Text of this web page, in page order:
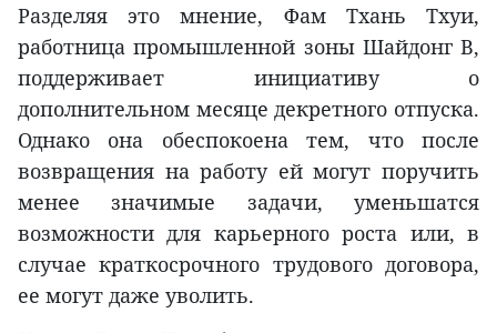
Разделяя это мнение, Фам Тхань Тхуи,
работница промышленной зоны Шайдонг B,
поддерживает инициативу о
дополнительном месяце декретного отпуска.
Однако она обеспокоена тем, что после
возвращения на работу ей могут поручить
менее значимые задачи, уменьшатся
возможности для карьерного роста или, в
случае краткосрочного трудового договора,
ее могут даже уволить.